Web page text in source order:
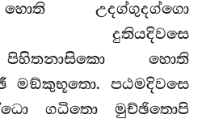
උදග්ගුදග්ගො
දුතියදිවසෙ
හොති
මඞ්කුභූතො. පඨමදිවසෙ
ගධිතො මුච්ඡිතොපි